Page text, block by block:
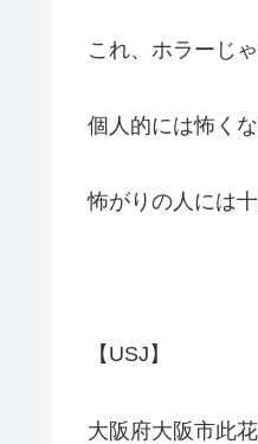
これ、ホラーじ
個人的には怖く
怖がりの人には
【USJ】
大阪府大阪市此